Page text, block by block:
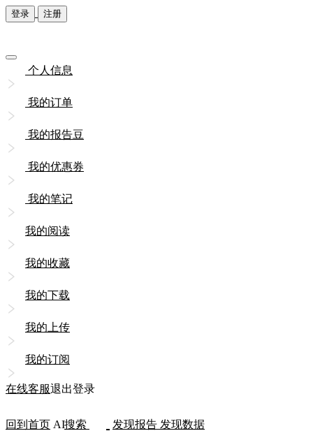
登录 注册
个人信息
我的订单
我的报告豆
我的优惠券
我的笔记
我的阅读
我的收藏
我的下载
我的上传
我的订阅
在线客服退出登录
回到首页 AI搜索 发现报告 发现数据